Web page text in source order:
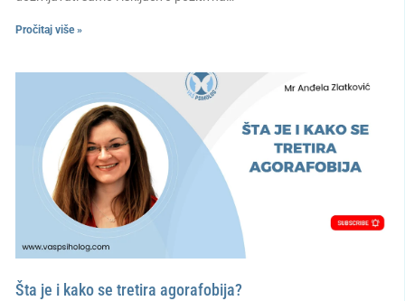
Pročitaj više »
Šta je i kako se tretira agorafobija?